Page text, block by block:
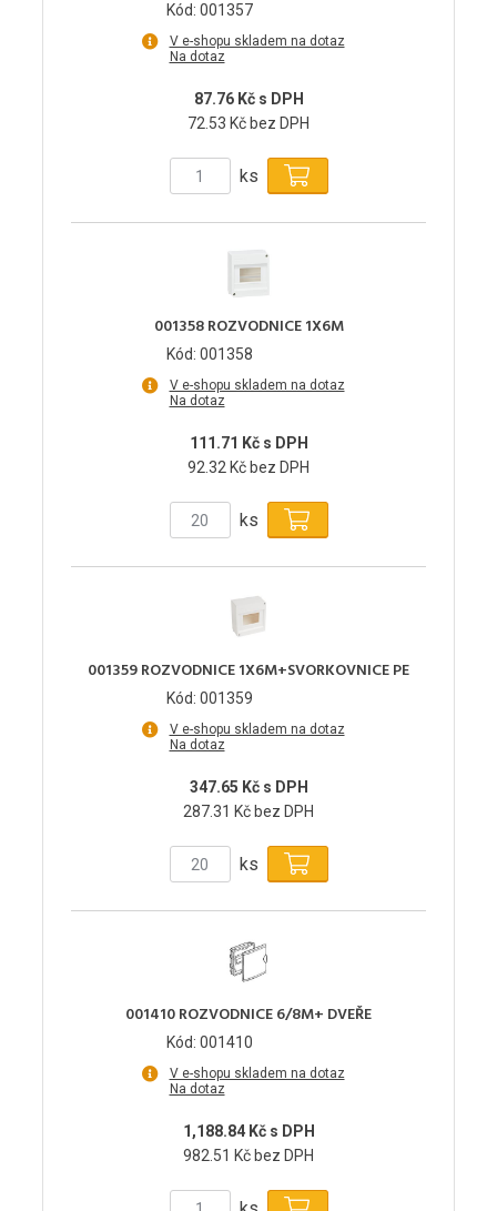
Kód: 001357
V e-shopu skladem na dotaz
Na dotaz
87.76 Kč s DPH
72.53 Kč bez DPH
ks
001358 ROZVODNICE 1X6M
Kód: 001358
V e-shopu skladem na dotaz
Na dotaz
111.71 Kč s DPH
92.32 Kč bez DPH
ks
001359 ROZVODNICE 1X6M+SVORKOVNICE PE
Kód: 001359
V e-shopu skladem na dotaz
Na dotaz
347.65 Kč s DPH
287.31 Kč bez DPH
ks
001410 ROZVODNICE 6/8M+ DVEŘE
Kód: 001410
V e-shopu skladem na dotaz
Na dotaz
1,188.84 Kč s DPH
982.51 Kč bez DPH